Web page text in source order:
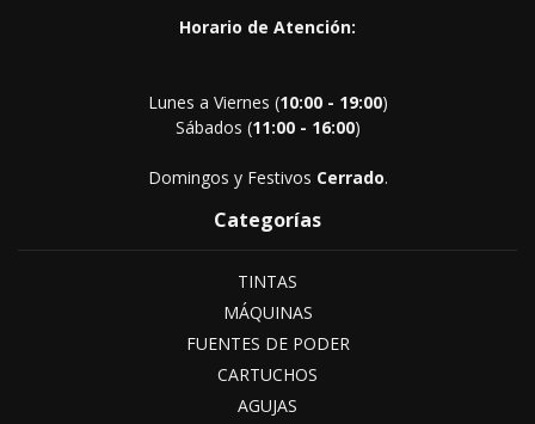
Horario de Atención:
Lunes a Viernes (10:00 - 19:00)
Sábados (11:00 - 16:00)
Domingos y Festivos Cerrado.
Categorías
TINTAS
MÁQUINAS
FUENTES DE PODER
CARTUCHOS
AGUJAS